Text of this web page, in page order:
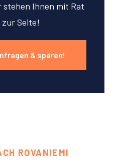
stehen Ihnen mit Rat
Seite!
& sparen!
ROVANIEMI